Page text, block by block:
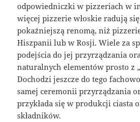
odpowiedniczki w pizzeriach w
więcej pizzerie włoskie radują
pokaźniejszą renomą, niż
Hiszpanii lub w Rosji. Wiele za
podejścia do jej przyrządzania
naturalnych elementów prosto z
Dochodzi jeszcze do tego
samej ceremonii przyrządzania
przykłada się w produkcji ciasta
składników.